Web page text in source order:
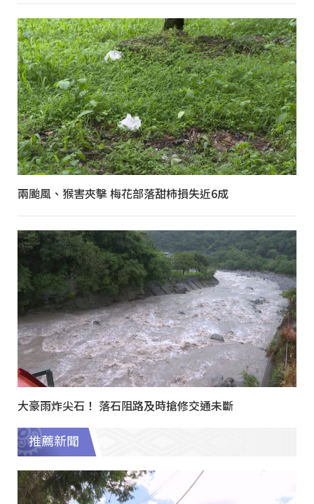
兩颱風、猴害夾擊 梅花部落甜柿損失近6成
大豪雨炸尖石！ 落石阻路及時搶修交通未斷
推薦新聞